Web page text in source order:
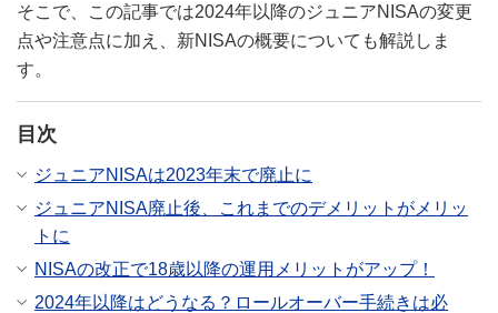
そこで、この記事では2024年以降のジュニアNISAの変更
点や注意点に加え、新NISAの概要についても解説しま
す。
目次
ジュニアNISAは2023年末で廃止に
ジュニアNISA廃止後、これまでのデメリットがメリッ
トに
NISAの改正で18歳以降の運用メリットがアップ！
2024年以降はどうなる？ロールオーバー手続きは必